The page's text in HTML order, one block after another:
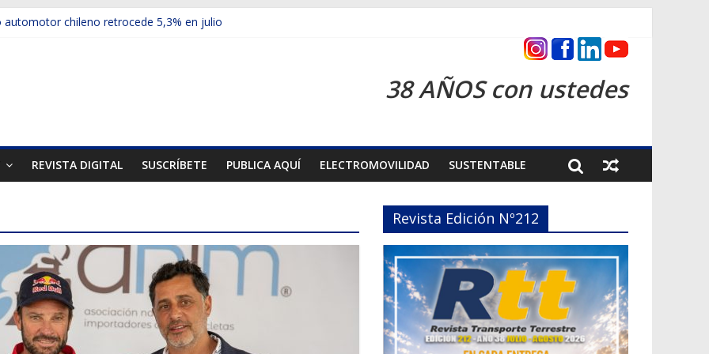
automotor chileno retrocede 5,3% en julio
presentó la recién estrenada Bolden en la Expo Compras Públicas 2026
mercado internacional en lanzar la nueva Maxus T70
38 AÑOS con ustedes
REVISTA DIGITAL SUSCRÍBETE PUBLICA AQUÍ ELECTROMOVILIDAD SUSTENTABLE
Revista Edición Nº212